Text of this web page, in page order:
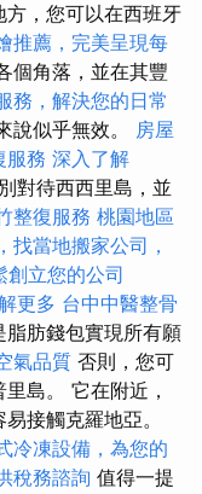
，您可以在西班牙
推薦，完美呈現每
個角落，並在其豐
務，解決您的日常
說似乎無效。 房屋
服務 深入了解
對待西西里島，並
整復服務 桃園地區
找當地搬家公司，
創立您的公司
更多 台中中醫整骨
肪錢包實現所有願
氣品質 否則，您可
島。 它在附近，
接觸克羅地亞。
冷凍設備，為您的
稅務諮詢 值得一提